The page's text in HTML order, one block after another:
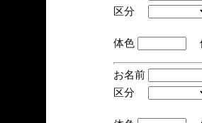
区分
(手
体色
お名前
区分
(手